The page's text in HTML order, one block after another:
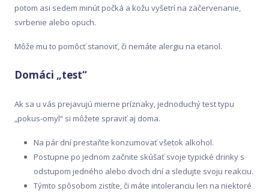
potom asi sedem minút počká a kožu vyšetrí na začervenanie,
svrbenie alebo opuch.
Môže mu to pomôcť stanoviť, či nemáte alergiu na etanol.
Domáci „test“
Ak sa u vás prejavujú mierne príznaky, jednoduchý test typu
„pokus-omyl“ si môžete spraviť aj doma.
Na pár dní prestaňte konzumovať všetok alkohol.
Postupne po jednom začnite skúšať svoje typické drinky s
odstupom jedného alebo dvoch dní a sledujte svoju reakciu.
Týmto spôsobom zistíte, či máte intoleranciu len na niektoré